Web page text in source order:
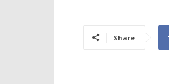
Share